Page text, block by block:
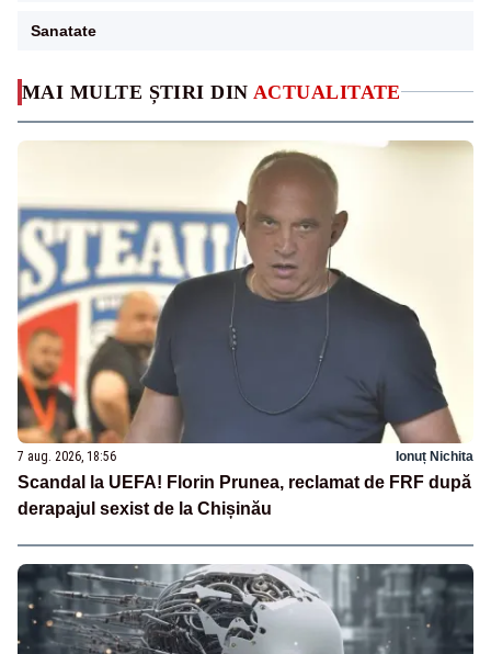
MAI MULTE ȘTIRI DIN ACTUALITATE
7 aug. 2026, 18:56 Ionuț Nichita
Scandal la UEFA! Florin Prunea, reclamat de FRF după
derapajul sexist de la Chișinău
Sanatate